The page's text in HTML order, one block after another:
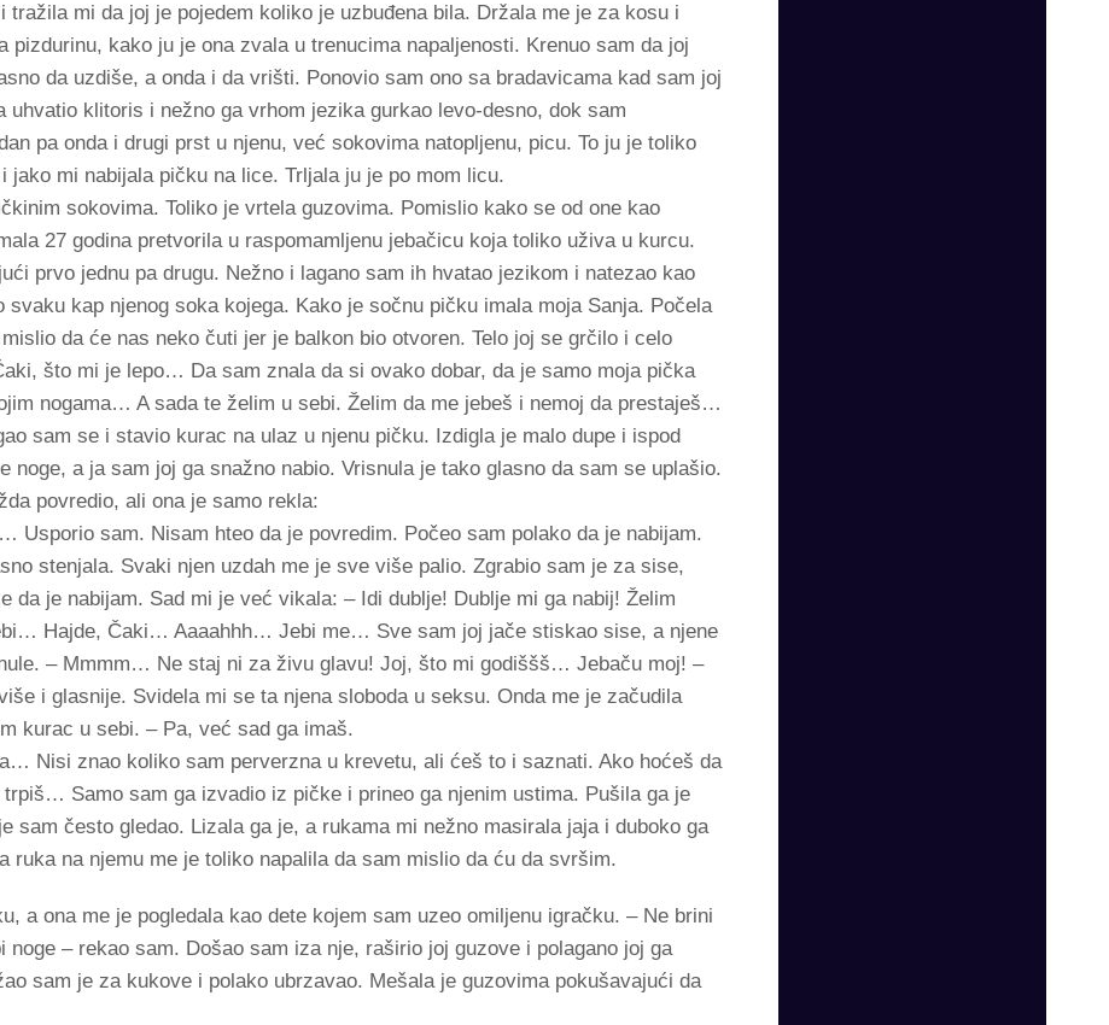
tražila mi da joj je pojedem koliko je uzbuđena bila. Držala me je za kosu i
pizdurinu, kako ju je ona zvala u trenucima napaljenosti. Krenuo sam da joj
da uzdiše, a onda i da vrišti. Ponovio sam ono sa bradavicama kad sam joj
uhvatio klitoris i nežno ga vrhom jezika gurkao levo-desno, dok sam
pa onda i drugi prst u njenu, već sokovima natopljenu, picu. To ju je toliko
jako mi nabijala pičku na lice. Trljala ju je po mom licu.
sokovima. Toliko je vrtela guzovima. Pomislio kako se od one kao
27 godina pretvorila u raspomamljenu jebačicu koja toliko uživa u kurcu.
prvo jednu pa drugu. Nežno i lagano sam ih hvatao jezikom i natezao kao
kap njenog soka kojega. Kako je sočnu pičku imala moja Sanja. Počela
da će nas neko čuti jer je balkon bio otvoren. Telo joj se grčilo i celo
što mi je lepo… Da sam znala da si ovako dobar, da je samo moja pička
nogama… A sada te želim u sebi. Želim da me jebeš i nemoj da prestaješ…
sam se i stavio kurac na ulaz u njenu pičku. Izdigla je malo dupe i ispod
noge, a ja sam joj ga snažno nabio. Vrisnula je tako glasno da sam se uplašio.
povredio, ali ona je samo rekla:
Usporio sam. Nisam hteo da je povredim. Počeo sam polako da je nabijam.
stenjala. Svaki njen uzdah me je sve više palio. Zgrabio sam je za sise,
da je nabijam. Sad mi je već vikala: – Idi dublje! Dublje mi ga nabij! Želim
Hajde, Čaki… Aaaahhh… Jebi me… Sve sam joj jače stiskao sise, a njene
– Mmmm… Ne staj ni za živu glavu! Joj, što mi godiššš… Jebaču moj! –
i glasnije. Svidela mi se ta njena sloboda u seksu. Onda me je začudila
kurac u sebi. – Pa, već sad ga imaš.
Nisi znao koliko sam perverzna u krevetu, ali ćeš to i saznati. Ako hoćeš da
Samo sam ga izvadio iz pičke i prineo ga njenim ustima. Pušila ga je
sam često gledao. Lizala ga je, a rukama mi nežno masirala jaja i duboko ga
ruka na njemu me je toliko napalila da sam mislio da ću da svršim.
a ona me je pogledala kao dete kojem sam uzeo omiljenu igračku. – Ne brini
noge – rekao sam. Došao sam iza nje, raširio joj guzove i polagano joj ga
sam je za kukove i polako ubrzavao. Mešala je guzovima pokušavajući da